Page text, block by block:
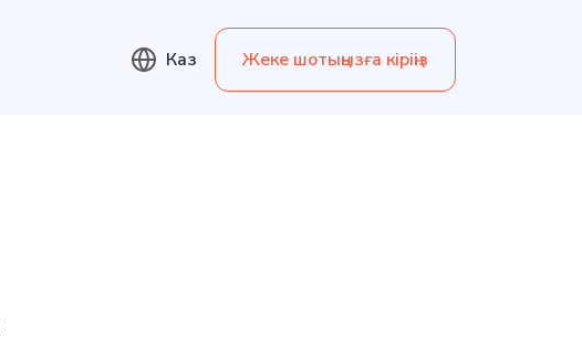
Каз Жеке шотыңызға кіріңіз